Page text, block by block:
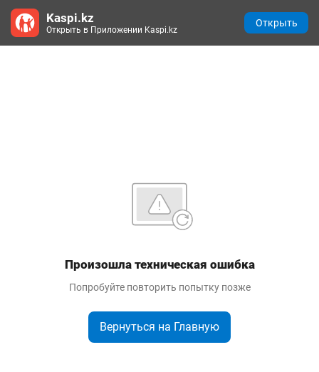
Произошла техническая ошибка
Попробуйте повторить попытку позже
Вернуться на Главную
Kaspi.kz
Открыть в Приложении Kaspi.kz
Открыть